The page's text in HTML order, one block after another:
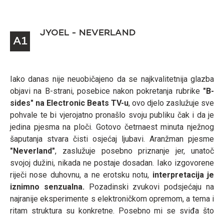
A1
JYOEL - NEVERLAND
Iako danas nije neuobičajeno da se najkvalitetnija glazba
objavi na B-strani, posebice nakon pokretanja rubrike "B-
sides" na Electronic Beats TV-u, ovo djelo zaslužuje sve
pohvale te bi vjerojatno pronašlo svoju publiku čak i da je
jedina pjesma na ploči. Gotovo četrnaest minuta nježnog
šaputanja stvara čisti osjećaj ljubavi. Aranžman pjesme
"Neverland", zaslužuje posebno priznanje jer, unatoč
svojoj dužini, nikada ne postaje dosadan. Iako izgovorene
riječi nose duhovnu, a ne erotsku notu, interpretacija je
iznimno senzualna. Pozadinski zvukovi podsjećaju na
najranije eksperimente s elektroničkom opremom, a tema i
ritam struktura su konkretne. Posebno mi se sviđa što